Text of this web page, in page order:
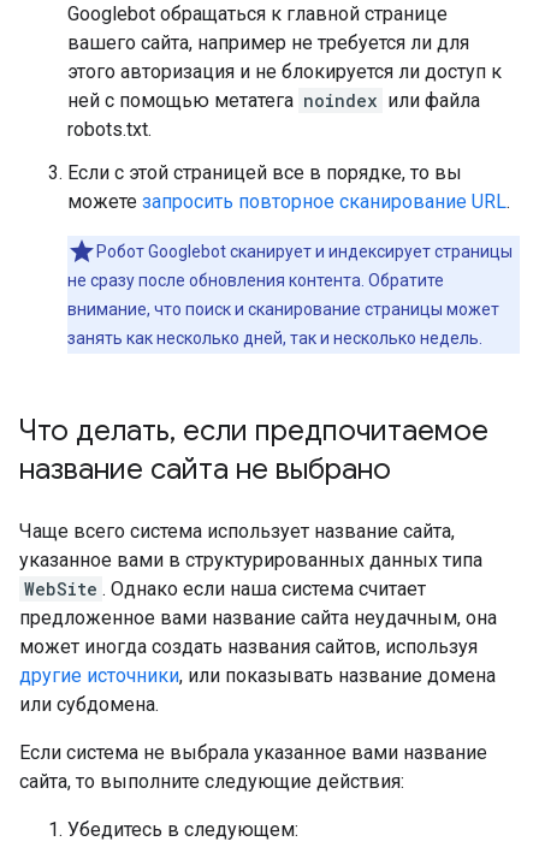
Googlebot обращаться к главной странице
вашего сайта, например не требуется ли для
этого авторизация и не блокируется ли доступ к
ней с помощью метатега noindex или файла
robots.txt.
Если с этой страницей все в порядке, то вы
можете запросить повторное сканирование URL.
Робот Googlebot сканирует и индексирует страницы
не сразу после обновления контента. Обратите
внимание, что поиск и сканирование страницы может
занять как несколько дней, так и несколько недель.
Что делать, если предпочитаемое
название сайта не выбрано
Чаще всего система использует название сайта,
указанное вами в структурированных данных типа
WebSite . Однако если наша система считает
предложенное вами название сайта неудачным, она
может иногда создать названия сайтов, используя
другие источники, или показывать название домена
или субдомена.
Если система не выбрала указанное вами название
сайта, то выполните следующие действия:
Убедитесь в следующем: